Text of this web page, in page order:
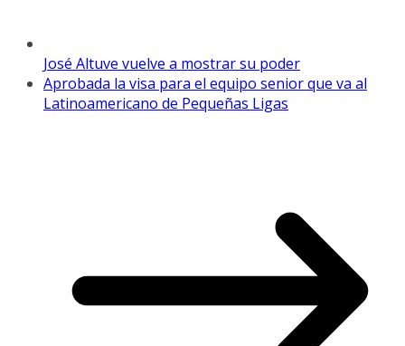
José Altuve vuelve a mostrar su poder
Aprobada la visa para el equipo senior que va al
Latinoamericano de Pequeñas Ligas